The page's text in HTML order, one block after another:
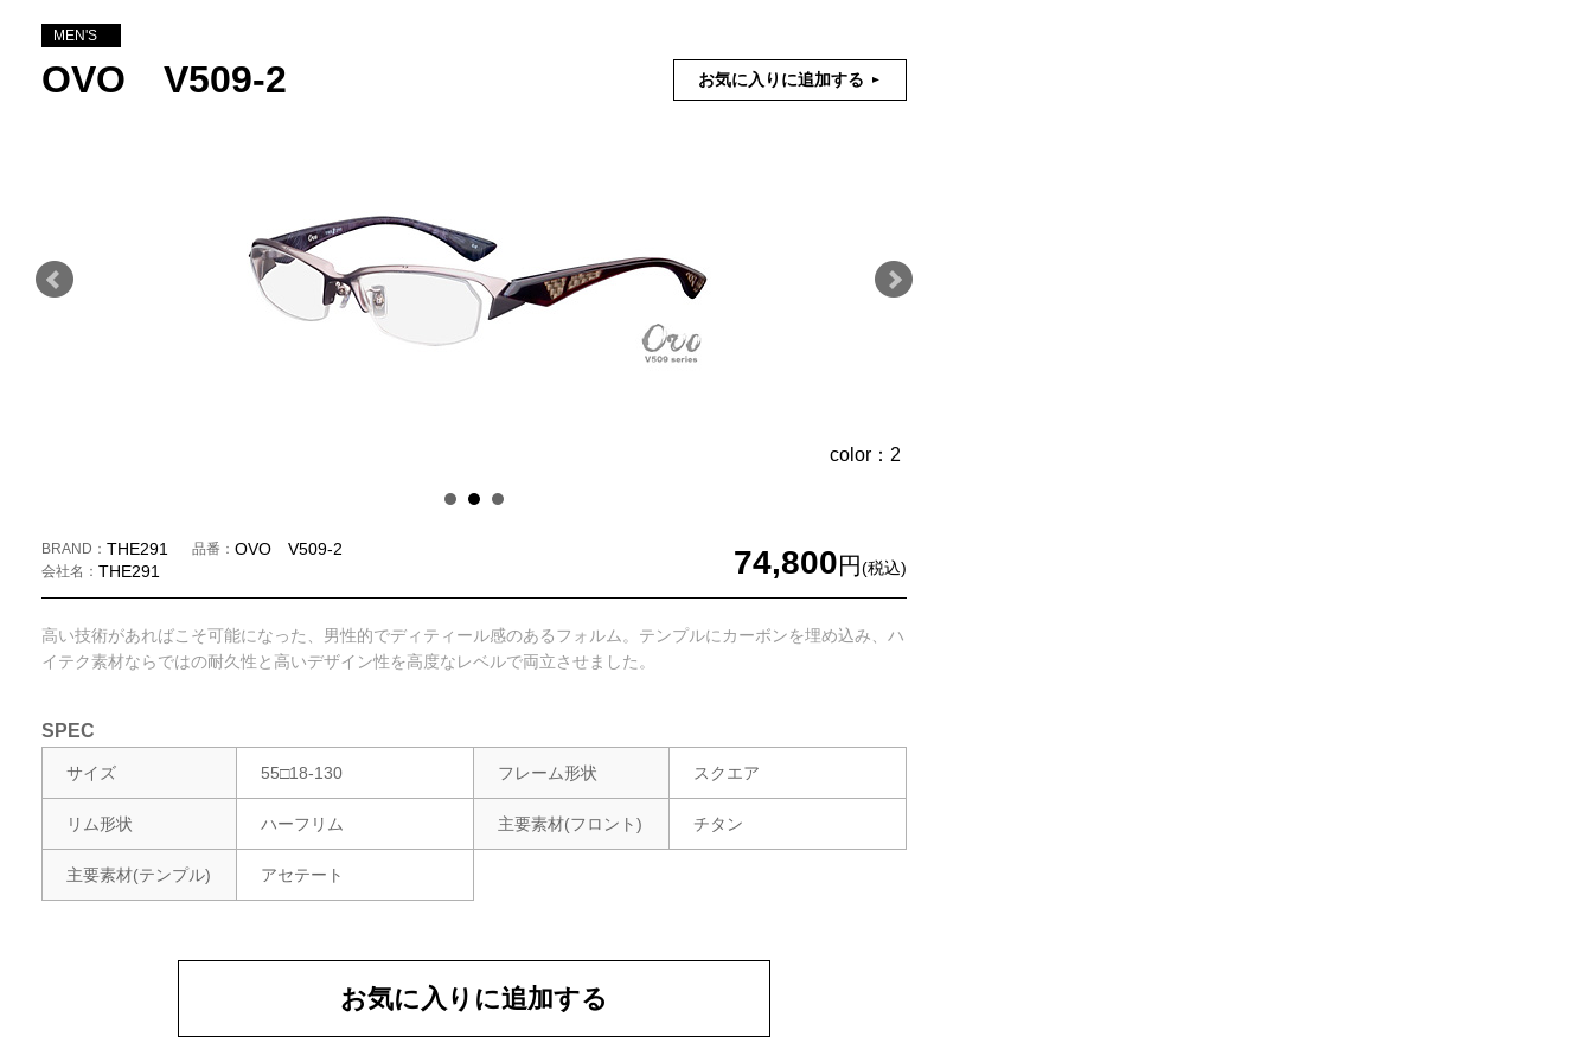
MEN'S
OVO V509-2 お気に入りに追加する
color：2
BRAND THE291 品番 OVO V509-2
会社名 THE291 74,800円(税込)
高い技術があればこそ可能になった、男性的でディティール感のあるフォルム。テンプルにカーボンを埋め込み、ハ
イテク素材ならではの耐久性と高いデザイン性を高度なレベルで両立させました。
SPEC
サイズ 55□18-130 フレーム形状 スクエア
リム形状 ハーフリム 主要素材(フロント) チタン
主要素材(テンプル) アセテート
お気に入りに追加する